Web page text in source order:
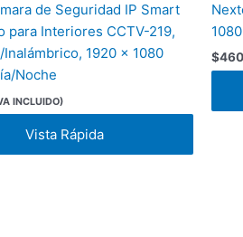
de Seguridad IP Smart
para Interiores CCTV-219,
1920 x 1080
Noche
INCLUIDO)
Vista Rápida
$